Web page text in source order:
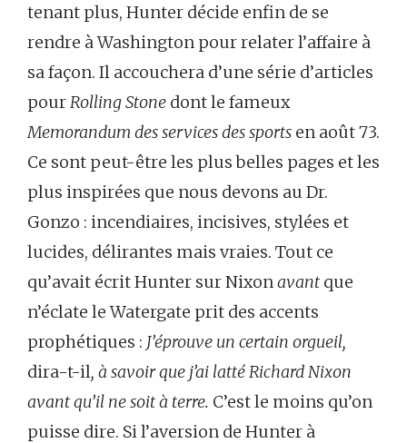
tenant plus, Hunter décide enfin de se
rendre à Washington pour relater l’affaire à
sa façon. Il accouchera d’une série d’articles
pourRolling Stone dont le fameux
Memorandum des services des sports en août 73.
Ce sont peut-être les plus belles pages et les
plus inspirées que nous devons au Dr.
Gonzo : incendiaires, incisives, stylées et
lucides, délirantes mais vraies. Tout ce
qu’avait écrit Hunter sur Nixonavant que
n’éclate le Watergate prit des accents
prophétiques : J’éprouve un certain orgueil,
dira-t-il, à savoir que j’ai latté Richard Nixon
avant qu’il ne soit à terre. C’est le moins qu’on
puisse dire. Si l’aversion de Hunter à